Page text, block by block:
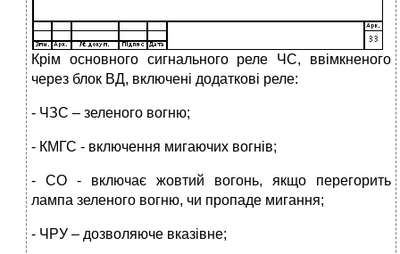
Крім основного сигнального реле ЧС, ввімкненого
через блок ВД, включені додаткові реле:
- ЧЗС – зеленого вогню;
- КМГС - включення мигаючих вогнів;
- СО - включає жовтий вогонь, якщо перегорить
лампа зеленого вогню, чи пропаде мигання;
- ЧРУ – дозволяюче вказівне;